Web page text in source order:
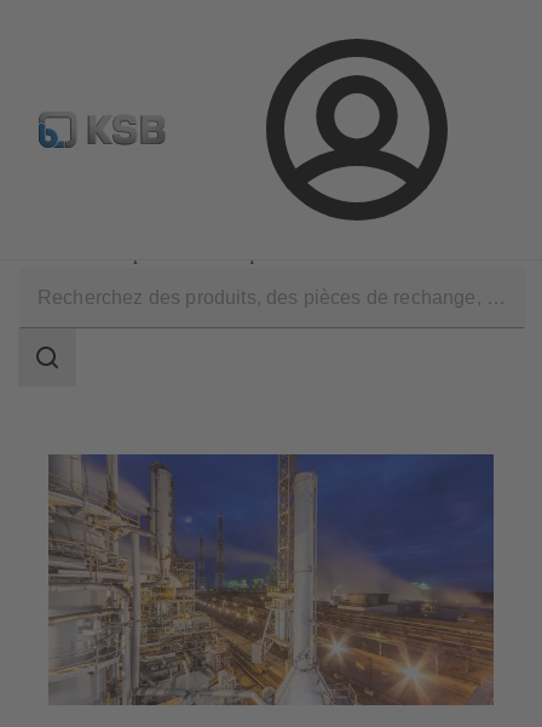
Connexion
Configurer un produit KSB Select Recherche
Production de produits chimiques
Champ